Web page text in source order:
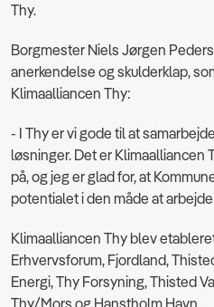
Thy.
Borgmester Niels Jørgen
anerkendelse og skulderklap,
Klimaalliancen Thy:
- I Thy er vi gode til at
løsninger. Det er Klimaalliancen
på, og jeg er glad for, at
potentialet i den måde at
Klimaalliancen Thy blev
Erhvervsforum, Fjordland,
Energi, Thy Forsyning, Thisted
Thy/Mors og Hanstholm Havn.